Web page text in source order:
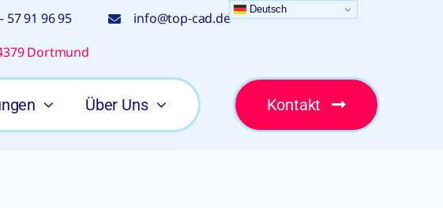
57 91 96 95
info@top-cad.de
Dortmund
Über Uns Kontakt
Deutsch